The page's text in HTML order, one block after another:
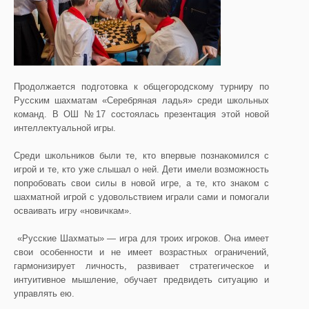
Продолжается подготовка к общегородскому турниру по
Русским шахматам «Серебряная ладья» среди школьных
команд. В ОШ №17 состоялась презентация этой новой
интеллектуальной игры.
Среди школьников были те, кто впервые познакомился с
игрой и те, кто уже слышал о ней. Дети имели возможность
попробовать свои силы в новой игре, а те, кто знаком с
шахматной игрой с удовольствием играли сами и помогали
осваивать игру «новичкам».
«Русские Шахматы» — игра для троих игроков. Она имеет
свои особенности и не имеет возрастных ограничений,
гармонизирует личность, развивает стратегическое и
интуитивное мышление, обучает предвидеть ситуацию и
управлять ею.